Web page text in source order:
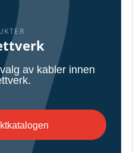
av kabler innen